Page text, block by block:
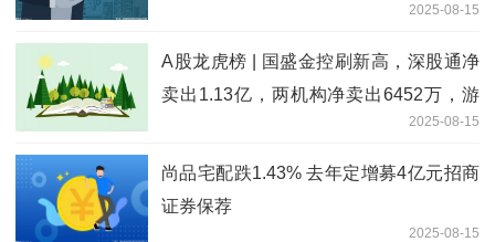
2025-08-15
A股龙虎榜 | 国盛金控刷新高，深股通净
卖出1.13亿，两机构净卖出6452万，游
资越王大道净卖出7598万，山东帮净卖
出8204万，量化基金净卖出6186万
2025-08-15
尚品宅配跌1.43% 去年定增募4亿元招商
证券保荐
2025-08-15